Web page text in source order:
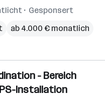
Gesponsert
ab 4.000 € monatlich
- Bereich
Installation